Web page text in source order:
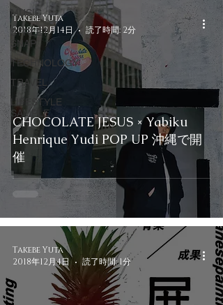
MUSIC
STREET
SNAP
TECHNOLOGY
TRAVEL
LIFESTYLE
SAMPLE
CHOCOLATE JESUS × Yabiku
Henrique Yudi POP UP 沖縄で開
催
Takebe Yuta
2018年12月14日
読了時間: 2分
Takebe Yuta
2018年12月4日
読了時間: 1分